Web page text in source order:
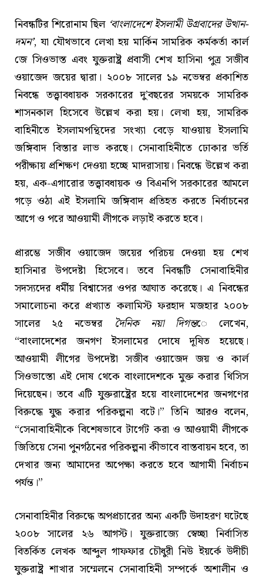
নিবন্ধটির শিরোনাম ছিল ‘বাংলাদেশে ইসলামী উগ্রবাদের উত্থান-
দমন’, যা যৌথভাবে লেখা হয় মার্কিন সামরিক কর্মকর্তা কার্ল
জে সিওভাস্ত এবং যুক্তরাষ্ট্র প্রবাসী শেখ হাসিনা পুত্র সজীব
ওয়াজেদ জয়ের দ্বারা। ২০০৮ সালের ১৯ নভেম্বর প্রকাশিত
নিবন্ধে তত্ত্বাবধায়ক সরকারের দু’বছরের সময়কে সামরিক
শাসনকাল হিসেবে উল্লেখ করা হয়। লেখা হয়, সামরিক
বাহিনীতে ইসলামপন্থিদের সংখ্যা বেড়ে যাওয়ায় ইসলামি
জঙ্গিবাদ বিস্তার লাভ করছে। সেনাবাহিনীতে ঢোকার ভর্তি
পরীক্ষায় প্রশিক্ষণ দেওয়া হচ্ছে মাদরাসায়। নিবন্ধে উল্লেখ করা
হয়, এক-এগারোর তত্ত্বাবধায়ক ও বিএনপি সরকারের আমলে
গড়ে ওঠা এই ইসলামি জঙ্গিবাদ প্রতিহত করতে নির্বাচনের
আগে ও পরে আওয়ামী লীগকে লড়াই করতে হবে।
প্রারম্ভে সজীব ওয়াজেদ জয়ের পরিচয় দেওয়া হয় শেখ
হাসিনার উপদেষ্টা হিসেবে। তবে নিবন্ধটি সেনাবাহিনীর
সদস্যদের ধর্মীয় বিশ্বাসের ওপর আঘাত করেছে। এ নিবন্ধের
সমালোচনা করে প্রখ্যাত কলামিস্ট ফরহাদ মজহার ২০০৮
সালের ২৫ নভেম্বর দৈনিক নয়া দিগন্তে লেখেন,
“বাংলাদেশের জনগণ ইসলামের দোষে দূষিত হয়েছে।
আওয়ামী লীগের উপদেষ্টা সজীব ওয়াজেদ জয় ও কার্ল
সিওভাস্তো এই দোষ থেকে বাংলাদেশকে মুক্ত করার থিসিস
দিয়েছেন। তবে এটি যুক্তরাষ্ট্রের হয়ে বাংলাদেশের জনগণের
বিরুদ্ধে যুদ্ধ করার পরিকল্পনা বটে।” তিনি আরও বলেন,
“সেনাবাহিনীকে বিশেষভাবে টার্গেট করা ও আওয়ামী লীগকে
জিতিয়ে সেনা পুনর্গঠনের পরিকল্পনা কীভাবে বাস্তবায়ন হবে, তা
দেখার জন্য আমাদের অপেক্ষা করতে হবে আগামী নির্বাচন
পর্যন্ত।”
সেনাবাহিনীর বিরুদ্ধে অপপ্রচারের অন্য একটি উদাহরণ ঘটেছে
২০০৮ সালের ২৬ আগস্ট। যুক্তরাজ্যে স্বেচ্ছা নির্বাসিত
বিতর্কিত লেখক আব্দুল গাফফার চৌধুরী নিউ ইয়র্কে উদীচী
যুক্তরাষ্ট্র শাখার সম্মেলনে সেনাবাহিনী সম্পর্কে অশালীন ও